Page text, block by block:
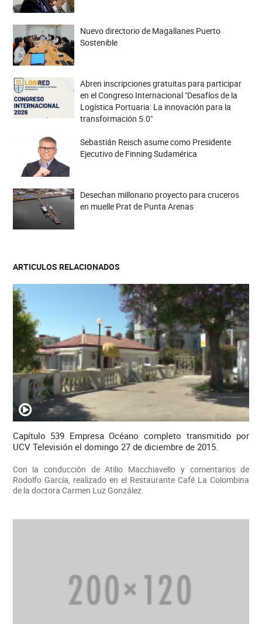
Nuevo directorio de Magallanes Puerto
Sostenible
Abren inscripciones gratuitas para participar
en el Congreso Internacional "Desafíos de la
Logística Portuaria: La innovación para la
transformación 5.0"
Sebastián Reisch asume como Presidente
Ejecutivo de Finning Sudamérica
Desechan millonario proyecto para cruceros
en muelle Prat de Punta Arenas
ARTICULOS RELACIONADOS
Capítulo 539 Empresa Océano completo transmitido por
UCV Televisión el domingo 27 de diciembre de 2015.
Con la conducción de Atilio Macchiavello y comentarios de
Rodolfo García, realizado en el Restaurante Café La Colombina
de la doctora Carmen Luz González.